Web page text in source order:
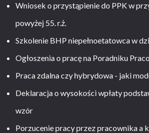
Wniosek o przystąpienie do PPK w
powyżej 55. r.ż.
Szkolenie BHP niepełnoetatowca w
Ogłoszenia o pracę na Poradniku
Praca zdalna czy hybrydowa - jaki
Deklaracja o wysokości wpłaty
wzór
Porzucenie pracy przez pracownika a